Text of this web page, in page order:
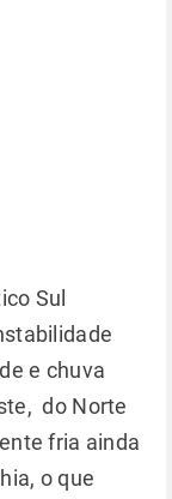
Sul
e chuva
do Norte
fria ainda
o que